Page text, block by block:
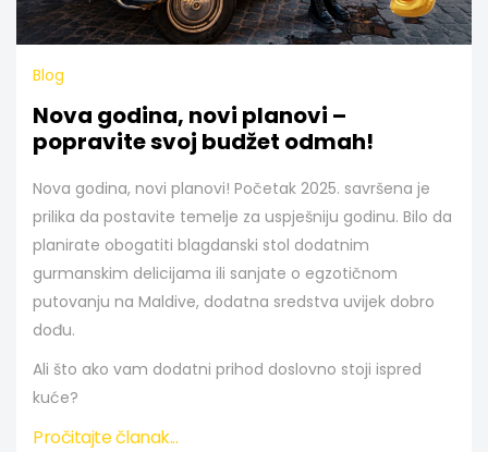
Blog
Nova godina, novi planovi –
popravite svoj budžet odmah!
Nova godina, novi planovi! Početak 2025. savršena je
prilika da postavite temelje za uspješniju godinu. Bilo da
planirate obogatiti blagdanski stol dodatnim
gurmanskim delicijama ili sanjate o egzotičnom
putovanju na Maldive, dodatna sredstva uvijek dobro
dođu.
Ali što ako vam dodatni prihod doslovno stoji ispred
kuće?
Pročitajte članak...